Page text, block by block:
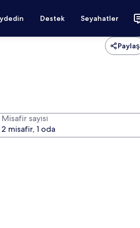
Destek Seyahatler
Paylaş
Misafir sayısı